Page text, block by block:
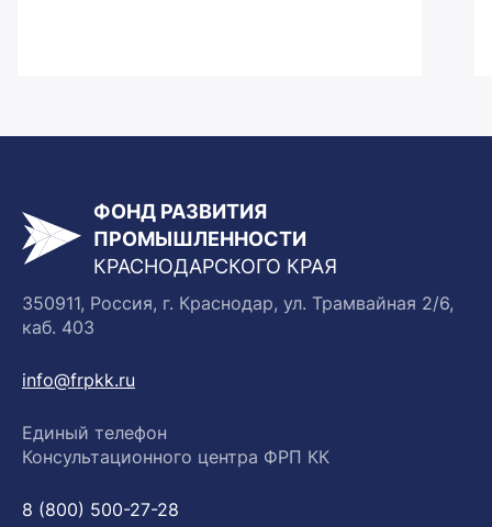
ФОНД РАЗВИТИЯ
ПРОМЫШЛЕННОСТИ
КРАСНОДАРСКОГО КРАЯ
350911, Россия, г. Краснодар, ул. Трамвайная 2/6,
каб. 403
info@frpkk.ru
Единый телефон
Консультационного центра ФРП КК
8 (800) 500-27-28